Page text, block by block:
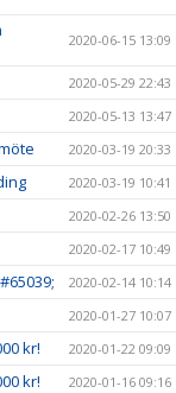
2020-06-15 13:09
2020-05-29 22:43
2020-05-13 13:47
2020-03-19 20:33
2020-03-19 10:41
2020-02-26 13:50
2020-02-17 10:49
2020-02-14 10:14
2020-01-27 10:07
kr! 2020-01-22 09:09
kr! 2020-01-16 09:16